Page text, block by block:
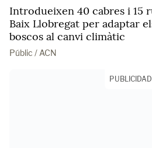
Introdueixen 40 cabres i 15
Baix Llobregat per adaptar
boscos al canvi climàtic
Públic / ACN
PUBLICIDAD